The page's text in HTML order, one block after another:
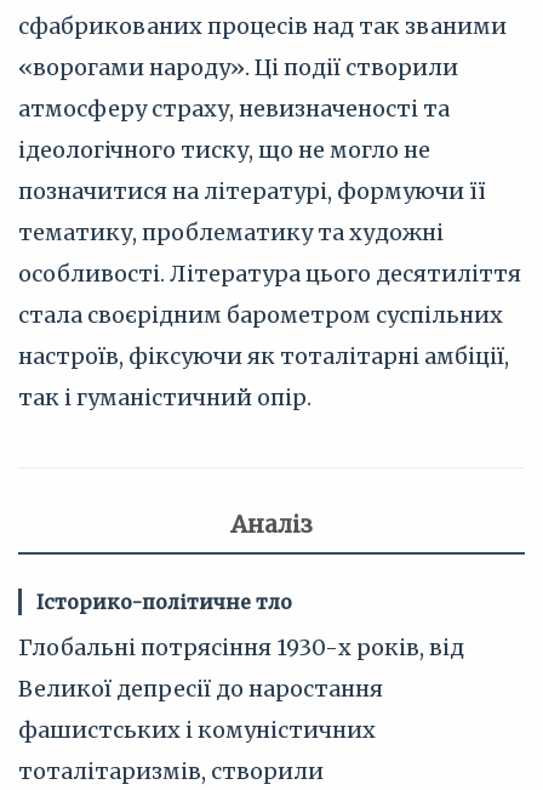
сфабрикованих процесів над так званими
«ворогами народу». Ці події створили
атмосферу страху, невизначеності та
ідеологічного тиску, що не могло не
позначитися на літературі, формуючи її
тематику, проблематику та художні
особливості. Література цього десятиліття
стала своєрідним барометром суспільних
настроїв, фіксуючи як тоталітарні амбіції,
так і гуманістичний опір.
Аналіз
Історико-політичне тло
Глобальні потрясіння 1930-х років, від
Великої депресії до наростання
фашистських і комуністичних
тоталітаризмів, створили